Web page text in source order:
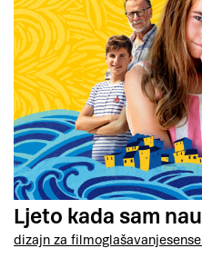
Ljeto kada sam
dizajn za filmoglašavanje